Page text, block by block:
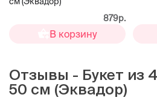
879р.
В корзину
Отзывы - Букет из
50 см (Эквадор)